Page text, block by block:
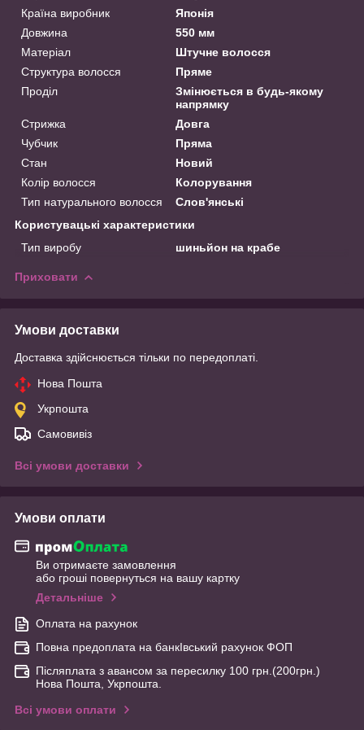
Країна виробник
Японія
Довжина
550 мм
Матеріал
Штучне волосся
Структура волосся
Пряме
Проділ
Змінюється в будь-якому
напрямку
Стрижка
Довга
Чубчик
Пряма
Стан
Новий
Колір волосся
Колорування
Тип натурального волосся
Слов'янські
Користувацькi характеристики
Тип виробу
шиньйон на крабе
Приховати
Умови доставки
Доставка здійснюється тільки по передоплаті.
Нова Пошта
Укрпошта
Самовивіз
Всі умови доставки
Умови оплати
Ви отримаєте замовлення
або гроші повернуться на вашу картку
Детальніше
Оплата на рахунок
Повна предоплата на банкІвський рахунок ФОП
Післяплата з авансом за пересилку 100 грн.(200грн.)
Нова Пошта, Укрпошта.
Всі умови оплати